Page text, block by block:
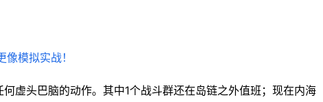
虚头巴脑的动作。其中1个战斗群还在岛链之外值班；现在内海